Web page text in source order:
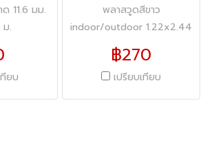
11.6 มม.
ม.
ยบ
พลาสวูดสีขาว
indoor/outdoor 1.22x2.44
฿270
เปรียบเทียบ